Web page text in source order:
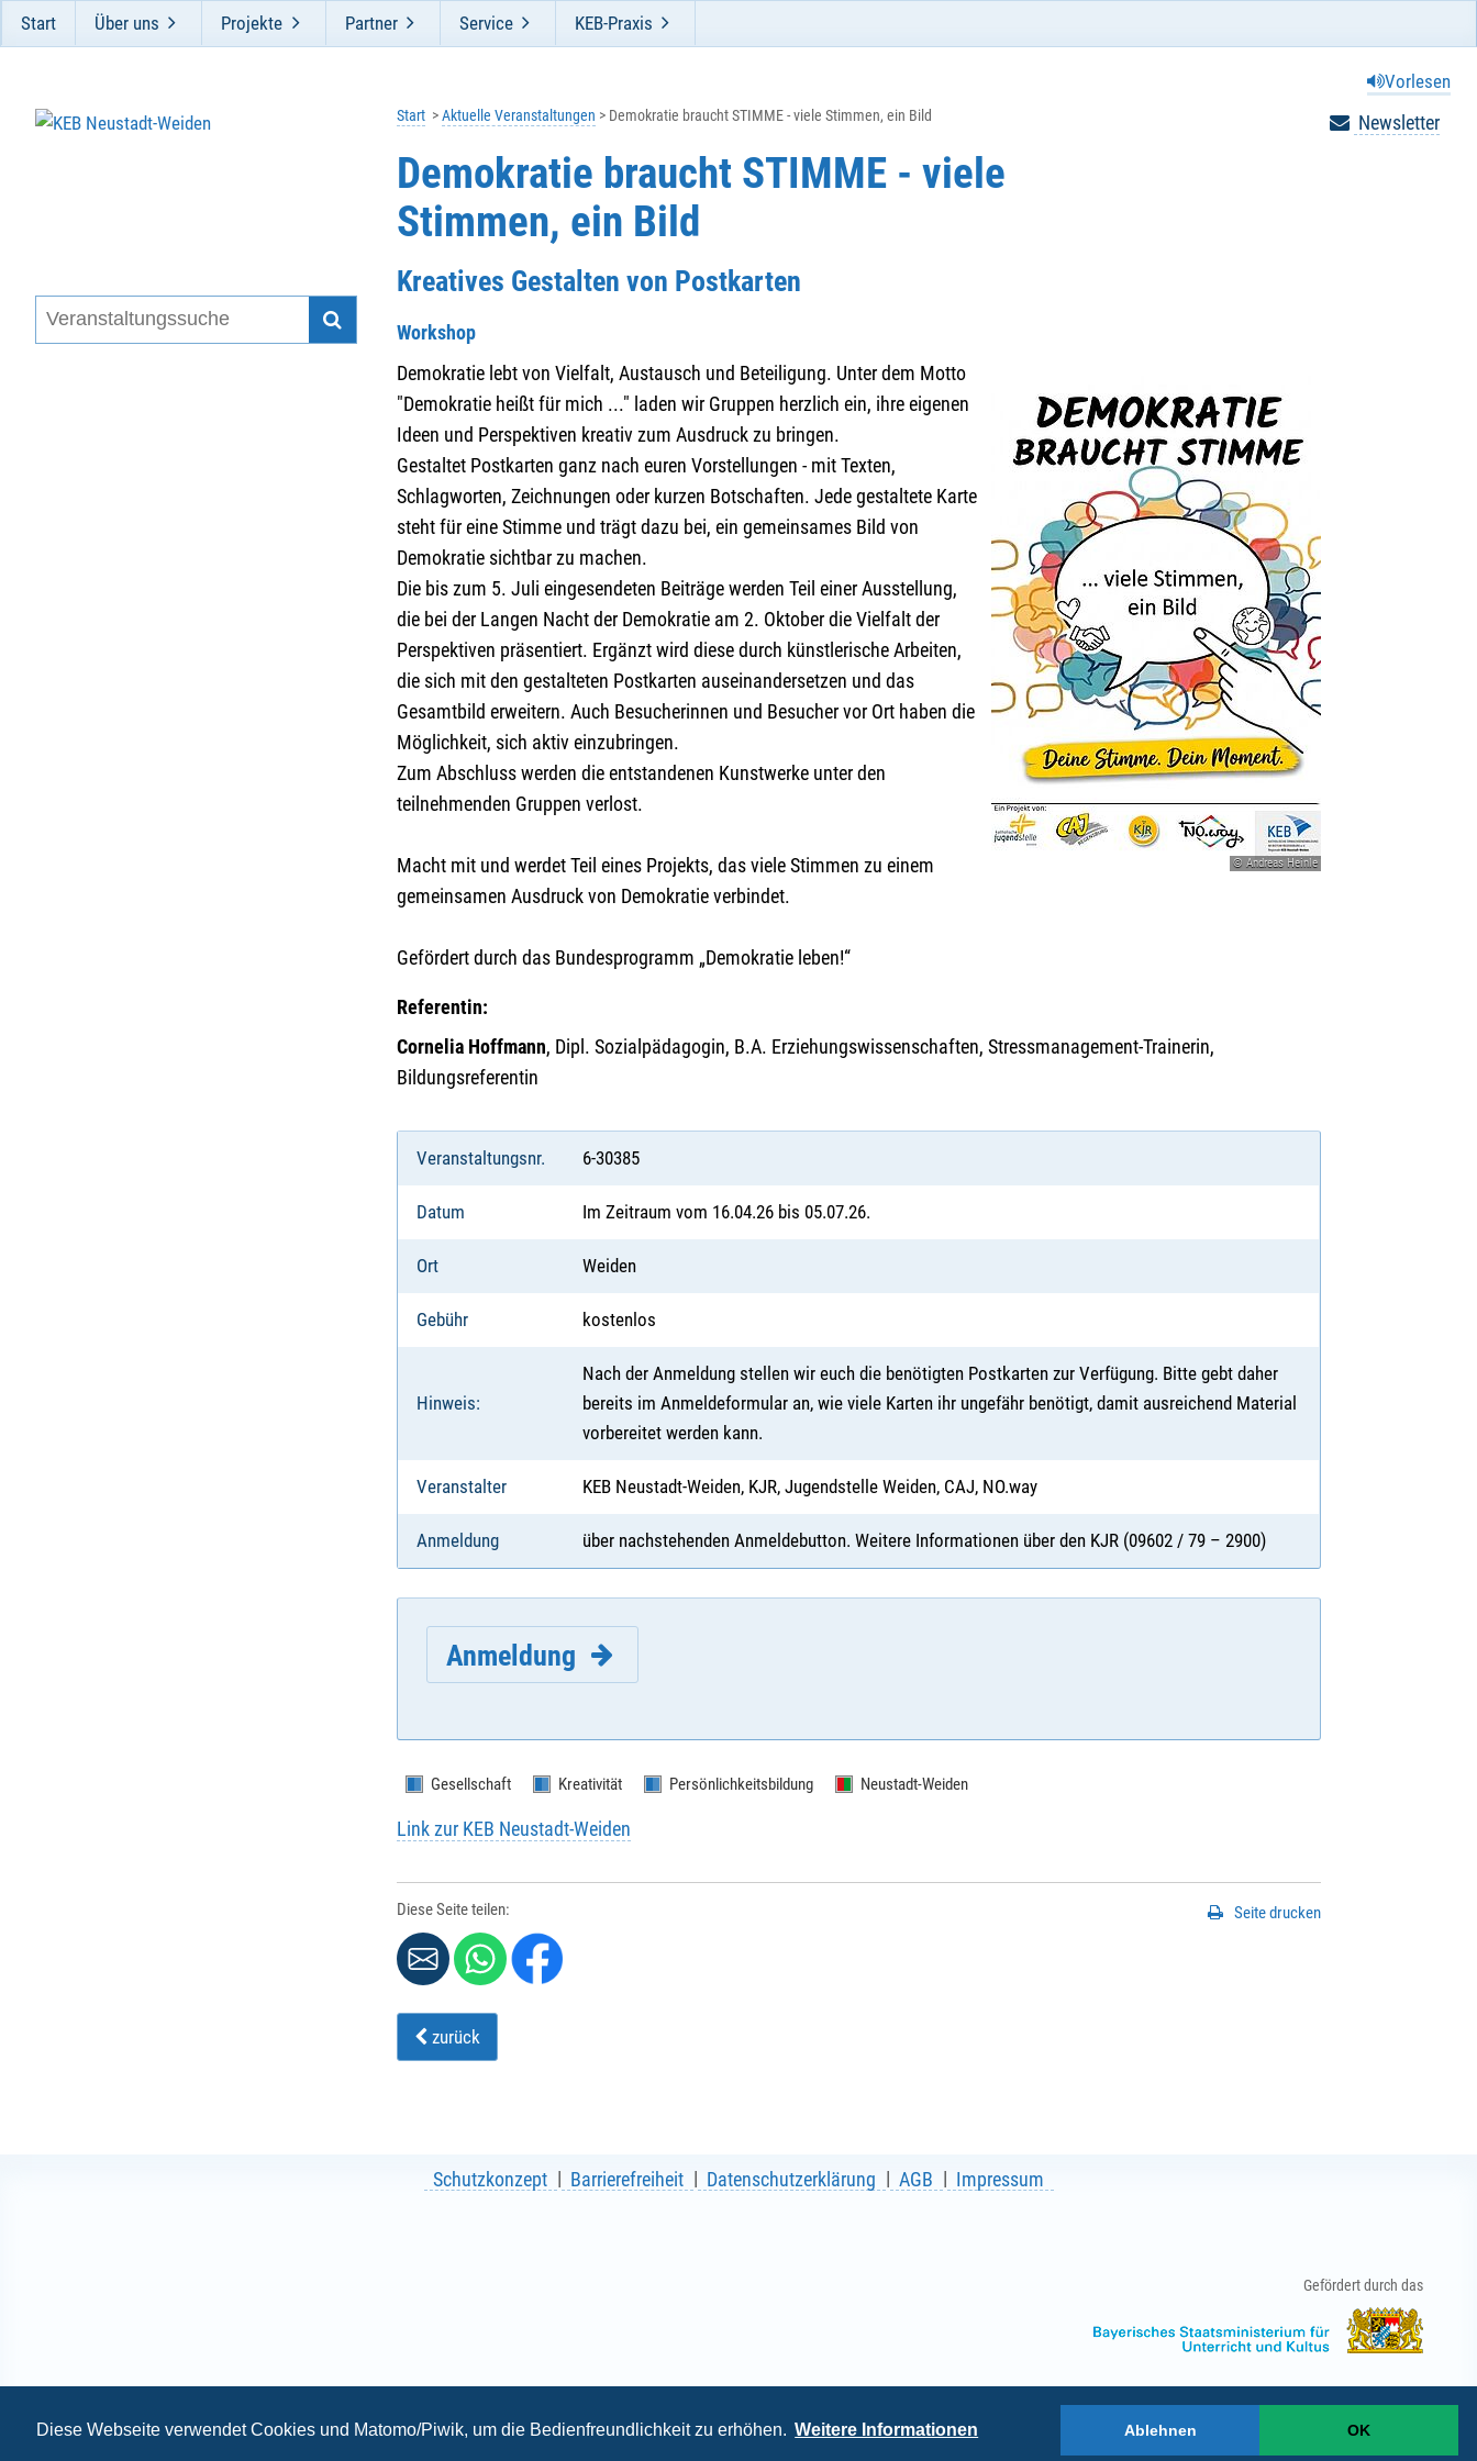
Diese Webseite verwendet Cookies und Matomo/Piwik, um die Bedienfreundlichkeit zu erhöhen. Weitere Informationen Ablehnen OK
Start Über uns Projekte Partner Service KEB-Praxis
Vorlesen
Newsletter
Start Aktuelle Veranstaltungen Demokratie braucht STIMME - viele Stimmen, ein Bild
Demokratie braucht STIMME - viele
Stimmen, ein Bild
Kreatives Gestalten von Postkarten
Workshop
© Andreas Heinle
Demokratie lebt von Vielfalt, Austausch und Beteiligung. Unter dem Motto
"Demokratie heißt für mich ..." laden wir Gruppen herzlich ein, ihre eigenen
Ideen und Perspektiven kreativ zum Ausdruck zu bringen.
Gestaltet Postkarten ganz nach euren Vorstellungen - mit Texten,
Schlagworten, Zeichnungen oder kurzen Botschaften. Jede gestaltete Karte
steht für eine Stimme und trägt dazu bei, ein gemeinsames Bild von
Demokratie sichtbar zu machen.
Die bis zum 5. Juli eingesendeten Beiträge werden Teil einer Ausstellung,
die bei der Langen Nacht der Demokratie am 2. Oktober die Vielfalt der
Perspektiven präsentiert. Ergänzt wird diese durch künstlerische Arbeiten,
die sich mit den gestalteten Postkarten auseinandersetzen und das
Gesamtbild erweitern. Auch Besucherinnen und Besucher vor Ort haben die
Möglichkeit, sich aktiv einzubringen.
Zum Abschluss werden die entstandenen Kunstwerke unter den
teilnehmenden Gruppen verlost.
Macht mit und werdet Teil eines Projekts, das viele Stimmen zu einem
gemeinsamen Ausdruck von Demokratie verbindet.
Gefördert durch das Bundesprogramm „Demokratie leben!“
Referentin:
Cornelia Hoffmann, Dipl. Sozialpädagogin, B.A. Erziehungswissenschaften, Stressmanagement-Trainerin,
Bildungsreferentin
Veranstaltungsnr. 6-30385
Datum Im Zeitraum vom 16.04.26 bis 05.07.26.
Ort Weiden
Gebühr kostenlos
Hinweis:
Nach der Anmeldung stellen wir euch die benötigten Postkarten zur Verfügung. Bitte gebt daher
bereits im Anmeldeformular an, wie viele Karten ihr ungefähr benötigt, damit ausreichend Material
vorbereitet werden kann.
Veranstalter KEB Neustadt-Weiden, KJR, Jugendstelle Weiden, CAJ, NO.way
Anmeldung über nachstehenden Anmeldebutton. Weitere Informationen über den KJR (09602 / 79 – 2900)
Anmeldung
Vorname*:
Nachname
Telefonnr. *:
Gesellschaft Kreativität Persönlichkeitsbildung Neustadt-Weiden
Link zur KEB Neustadt-Weiden
Diese Seite teilen: Seite drucken
zurück
Schutzkonzept Barrierefreiheit Datenschutzerklärung AGB Impressum
Gefördert durch das